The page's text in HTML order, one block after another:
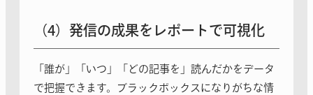
（4）発信の成果をレポートで可視化
「誰が」「いつ」「どの記事を」読んだかをデータ
で把握できます。ブラックボックスになりがちな情